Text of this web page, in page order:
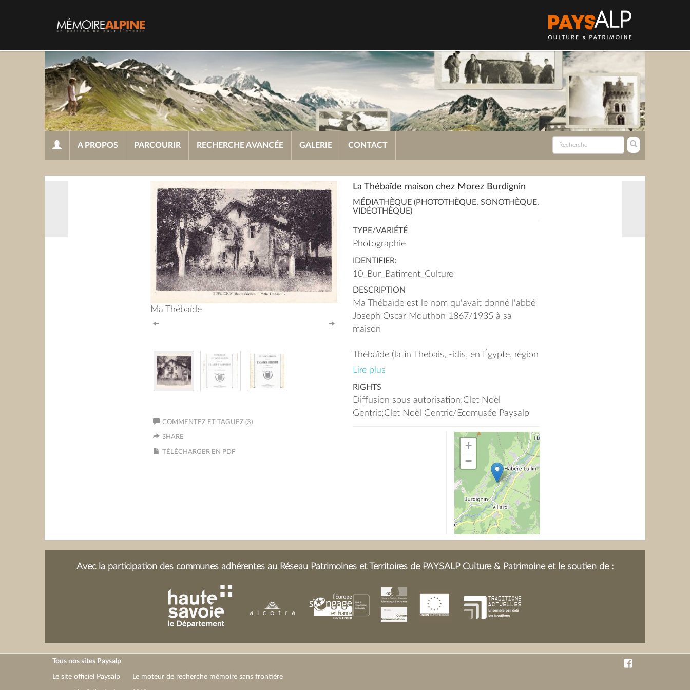
A PROPOS PARCOURIR RECHERCHE AVANCÉE GALERIE CONTACT
Ma Thébaïde
COMMENTEZ ET TAGUEZ (3)
SHARE
TÉLÉCHARGER EN PDF
La Thébaïde maison chez Morez Burdignin
MÉDIATHÈQUE (PHOTOTHÈQUE, SONOTHÈQUE,
VIDÉOTHÈQUE)
TYPE/VARIÉTÉ
Photographie
IDENTIFIER:
10_Bur_Batiment_Culture
DESCRIPTION
Ma Thébaïde est le nom qu'avait donné l'abbé
Joseph Oscar Mouthon 1867/1935 à sa
maison
Thébaïde (latin Thebais, -idis, en Égypte, région
de déserts où se retirèrent nombre d'ascètes
Il était membre de l'Académie Salésienne,
Il écrivit les ouvrages suivants
Abbé Du Clot 1745/1821 Thonon imprimerie
La Révolution dans la vallée de Boëge / 1912
Le Villard et la vallée de Boëge avant la
L'abbé Mouthon est devant sa maison.
Lire plus
RIGHTS
Diffusion sous autorisation;Clet Noël
Gentric;Clet Noël Gentric/Ecomusée Paysalp
+
−
Avec la participation des communes adhérentes au Réseau Patrimoines et Territoires de PAYSALP Culture & Patrimoine et le soutien de :
Tous nos sites Paysalp
Le site officiel Paysalp Le moteur de recherche mémoire sans frontière